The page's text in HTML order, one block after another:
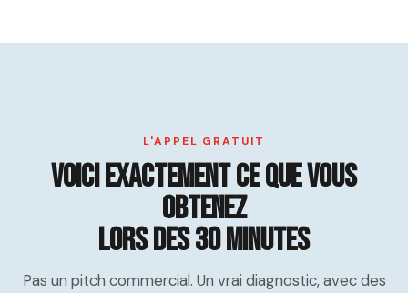
L'APPEL GRATUIT
Voici exactement ce que vous
obtenez
lors des 30 minutes
Pas un pitch commercial. Un vrai diagnostic, avec des